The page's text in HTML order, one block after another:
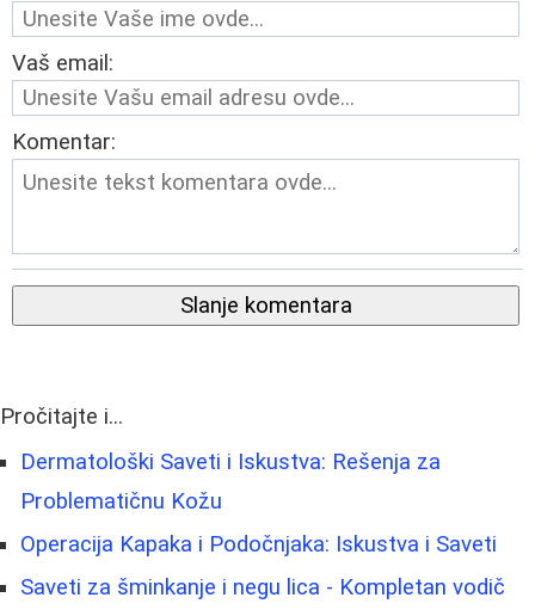
Vaš email:
Komentar:
Slanje komentara
Pročitajte i...
Dermatološki Saveti i Iskustva: Rešenja za
Problematičnu Kožu
Operacija Kapaka i Podočnjaka: Iskustva i Saveti
Saveti za šminkanje i negu lica - Kompletan vodič